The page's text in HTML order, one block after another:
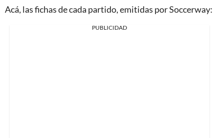
Acá, las fichas de cada partido, emitidas por Soccerway:
PUBLICIDAD